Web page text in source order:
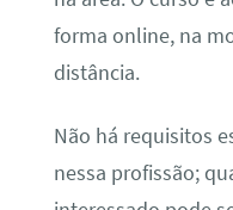
forma online, na
distância.
Não há requisitos
nessa profissão;